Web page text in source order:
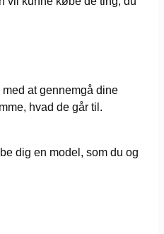
at gennemgå dine
hvad de går til.
dig en model, som du og